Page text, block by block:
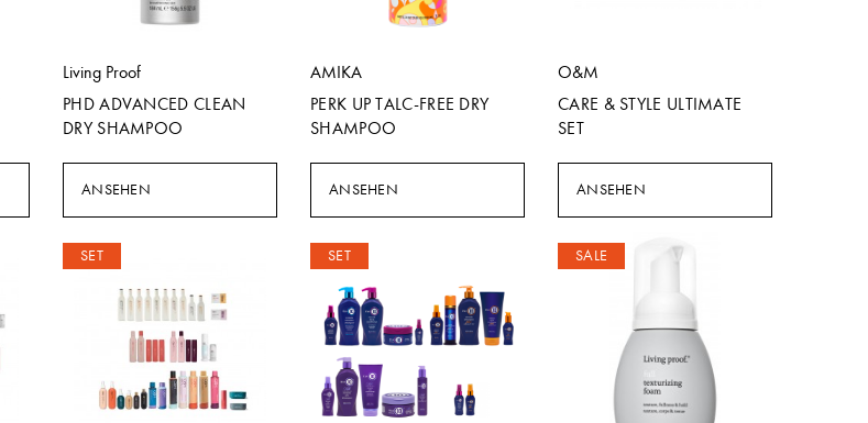
Living Proof
PHD ADVANCED CLEAN
DRY SHAMPOO
ANSEHEN
AMIKA
PERK UP TALC-FREE DRY
SHAMPOO
ANSEHEN
O&M
CARE & STYLE ULTIMATE
SET
ANSEHEN
SET SET SALE